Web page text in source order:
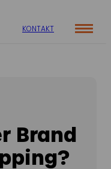
KONTAKT
Brand